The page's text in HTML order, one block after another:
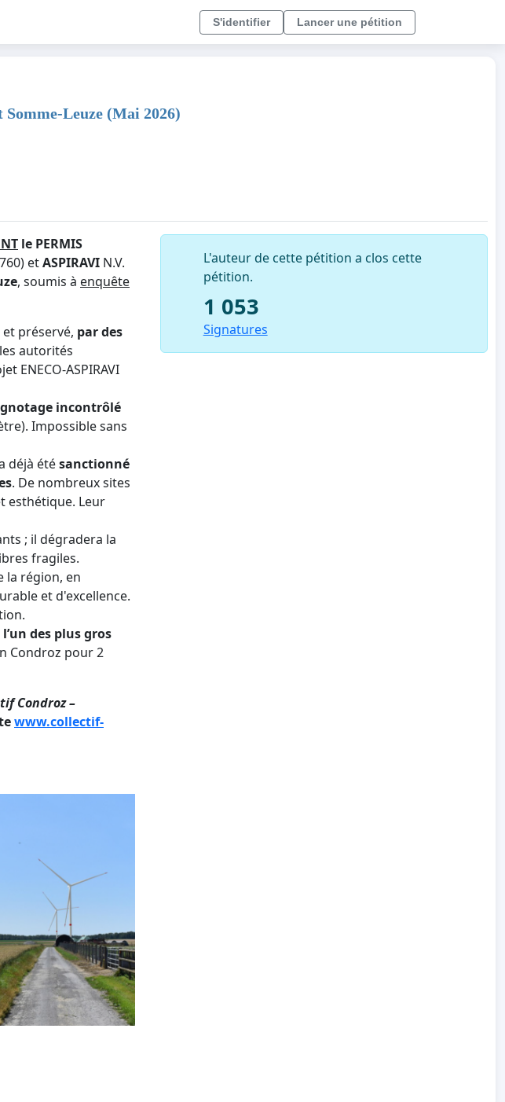
S'identifier Lancer une pétition
Leuze (Mai 2026)
le PERMIS
etASPIRAVI N.V.
, soumis à enquête
préservé, par des
autorités
ENECO-ASPIRAVI
incontrôlé
Impossible sans
déjà étésanctionné
. De nombreux sites
esthétique. Leur
; il dégradera la
fragiles.
la région, en
et d'excellence.
des plus gros
Condroz pour 2
Condroz –
www.collectif-
L'auteur de cette pétition a clos cette
pétition.
1 053
Signatures